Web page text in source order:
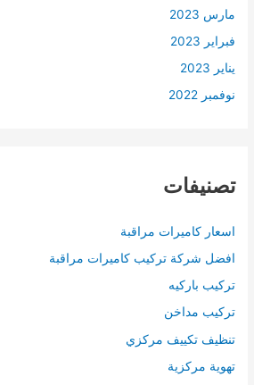
مارس 2023
فبراير 2023
يناير 2023
نوفمبر 2022
تصنيفات
اسعار كاميرات مراقبة
افضل شركة تركيب كاميرات مراقبة
تركيب باركيه
تركيب مداخن
تنظيف تكييف مركزي
تهوية مركزية